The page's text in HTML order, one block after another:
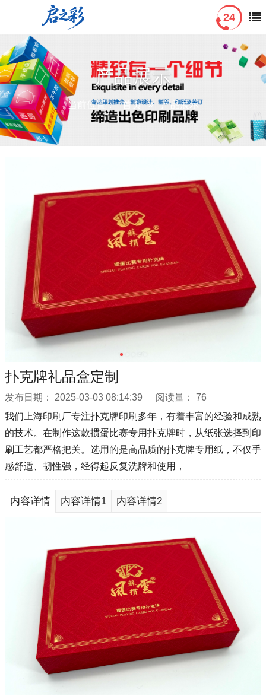
产品展示
当前位置： 首页 产品展示
扑克牌礼品盒定制
发布日期： 2025-03-03 08:14:39 阅读量：
76
我们上海印刷厂专注扑克牌印刷多年，有着丰富的经验和成熟
的技术。在制作这款掼蛋比赛专用扑克牌时，从纸张选择到印
刷工艺都严格把关。选用的是高品质的扑克牌专用纸，不仅手
感舒适、韧性强，经得起反复洗牌和使用，
内容详情 内容详情1 内容详情2